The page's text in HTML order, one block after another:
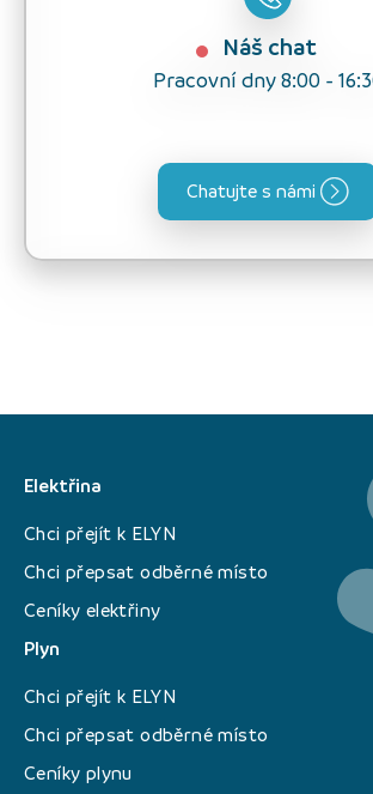
Náš chat
Pracovní dny 8:00 -
Chatujte s námi
Elektřina
Chci přejít k ELYN
Chci přepsat odběrné místo
Ceníky elektřiny
Plyn
Chci přejít k ELYN
Chci přepsat odběrné místo
Ceníky plynu